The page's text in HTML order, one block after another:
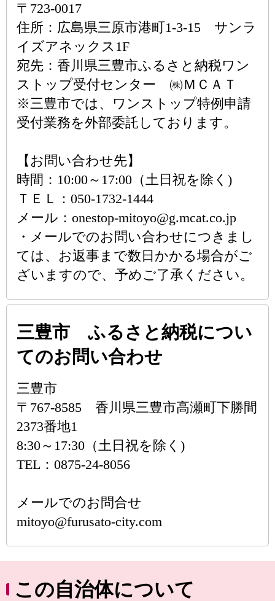
〒723-0017
住所：広島県三原市港町1-3-15 サンラ
イズアネックス1F
宛先：香川県三豊市ふるさと納税ワン
ストップ受付センター ㈱ＭＣＡＴ
※三豊市では、ワンストップ特例申請
受付業務を外部委託しております。
【お問い合わせ先】
時間：10:00～17:00（土日祝を除く)
ＴＥＬ：050-1732-1444
メール：onestop-mitoyo@g.mcat.co.jp
・メールでのお問い合わせにつきまし
ては、お返事まで数日かかる場合がご
ざいますので、予めご了承ください。
三豊市 ふるさと納税につい
てのお問い合わせ
三豊市
〒767-8585 香川県三豊市高瀬町下勝間
2373番地1
8:30～17:30（土日祝を除く)
TEL：0875-24-8056
メールでのお問合せ
mitoyo@furusato-city.com
この自治体について